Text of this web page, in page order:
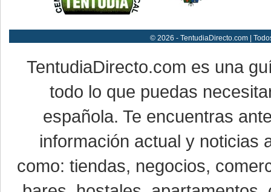
© 2026 - TentudiaDirecto.com |
TentudiaDirecto.com es una
todo lo que puedas
española. Te encuentras
información actual y noticias
como: tiendas, negocios,